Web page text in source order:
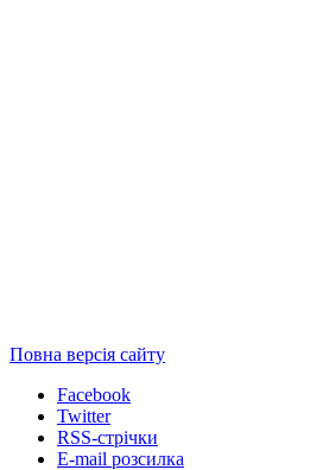
Повна версія сайту
Facebook
Twitter
RSS-стрічки
E-mail розсилка